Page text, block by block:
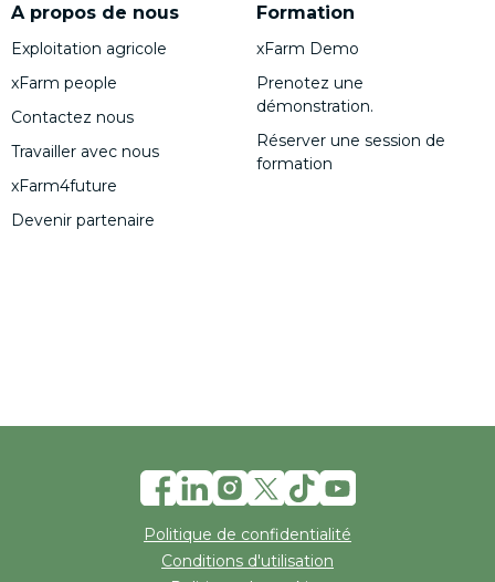
A propos de nous
Exploitation agricole
xFarm people
Contactez nous
Travailler avec nous
xFarm4future
Devenir partenaire
Formation
xFarm Demo
Prenotez une
démonstration.
Réserver une session de
formation
Politique de confidentialité
Conditions d'utilisation